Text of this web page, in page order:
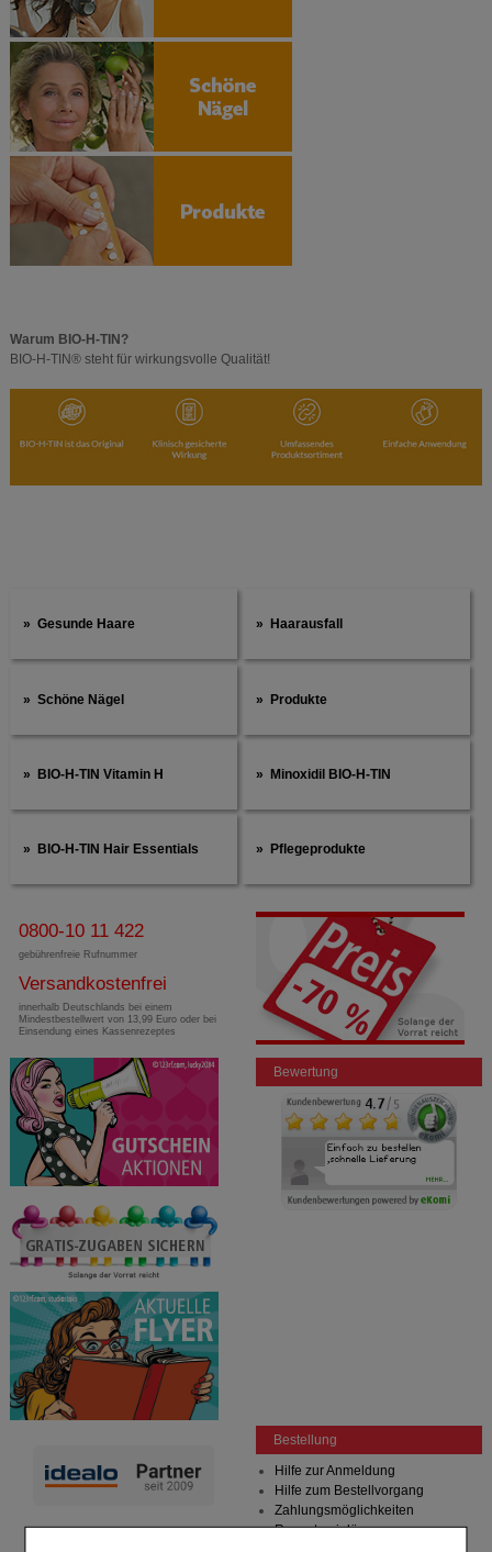
Warum BIO-H-TIN?
BIO-H-TIN® steht für wirkungsvolle Qualität!
Gesunde Haare Haarausfall
Schöne Nägel Produkte
BIO-H-TIN Vitamin H Minoxidil BIO-H-TIN
BIO-H-TIN Hair Essentials Pflegeprodukte
0800-10 11 422
gebührenfreie Rufnummer
Versandkostenfrei
innerhalb Deutschlands bei einem
Mindestbestellwert von 13,99 Euro oder bei
Einsendung eines Kassenrezeptes
Bewertung
Bestellung
Hilfe zur Anmeldung
Hilfe zum Bestellvorgang
Zahlungsmöglichkeiten
Rezepte einlösen